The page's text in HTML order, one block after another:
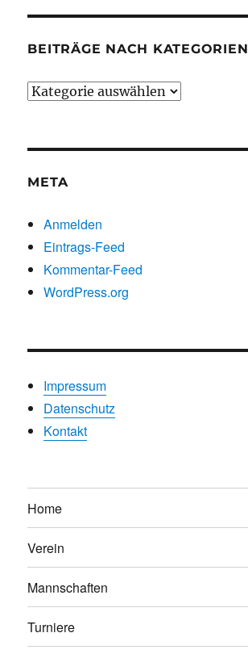
BEITRÄGE NACH KATEGORIEN
Beiträge
META
Anmelden
Eintrags-Feed
Kommentar-Feed
WordPress.org
Impressum
Datenschutz
Kontakt
Home
Verein
Mannschaften
Turniere